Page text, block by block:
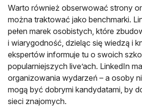
Warto również obserwować strony
można traktować jako benchmarki.
pełen marek osobistych, które
i wiarygodność, dzieląc się wiedzą i
ekspertów informuje tu o swoich
popularniejszych live’ach. LinkedIn
organizowania wydarzeń – a osoby
mogą być dobrymi kandydatami, by
sieci znajomych.